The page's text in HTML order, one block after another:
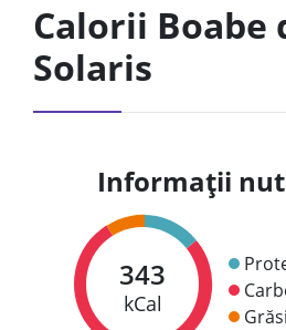
Calorii Boabe
Solaris
Informații
343
kCal